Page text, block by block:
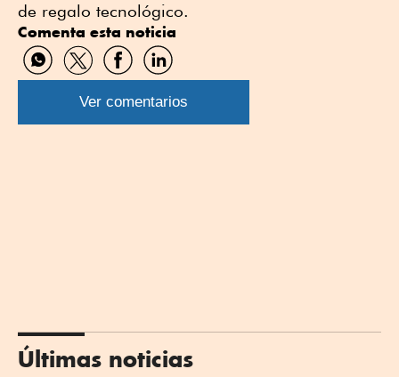
de regalo tecnológico.
Comenta esta noticia
Compartir
por
WhatsApp
Compartir
por
Twitter
Compartir
por
Facebook
Compartir
por
Linkedin
Ver comentarios
Últimas noticias